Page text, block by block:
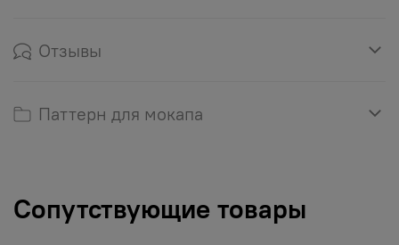
Отзывы
Паттерн для мокапа
Сопутствующие товары